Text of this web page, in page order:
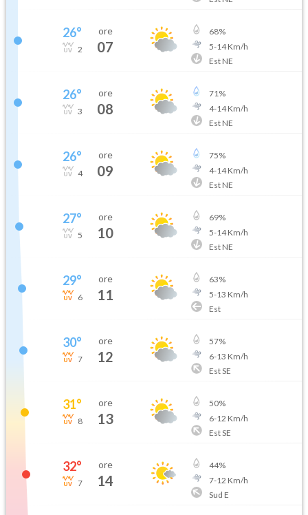
26°
2
ore
07
68%
5-14Km/h
Est NE
26°
3
ore
08
71%
4-14Km/h
Est NE
26°
4
ore
09
75%
4-14Km/h
Est NE
27°
5
ore
10
69%
5-14Km/h
Est NE
29°
6
ore
11
63%
5-13 Km/h
Est
30°
7
ore
12
57%
6-13 Km/h
Est SE
31°
8
ore
13
50%
6-12 Km/h
Est SE
32°
7
ore
14
44%
7-12 Km/h
Sud E